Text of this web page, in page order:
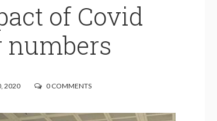
of Covid
numbers
2020 0 COMMENTS